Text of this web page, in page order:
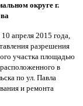
округе г.
апреля 2015 года,
разрешения
участка площадью
в
по ул. Павла
и ремонта